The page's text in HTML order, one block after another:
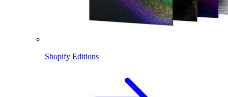
Shopify Editions